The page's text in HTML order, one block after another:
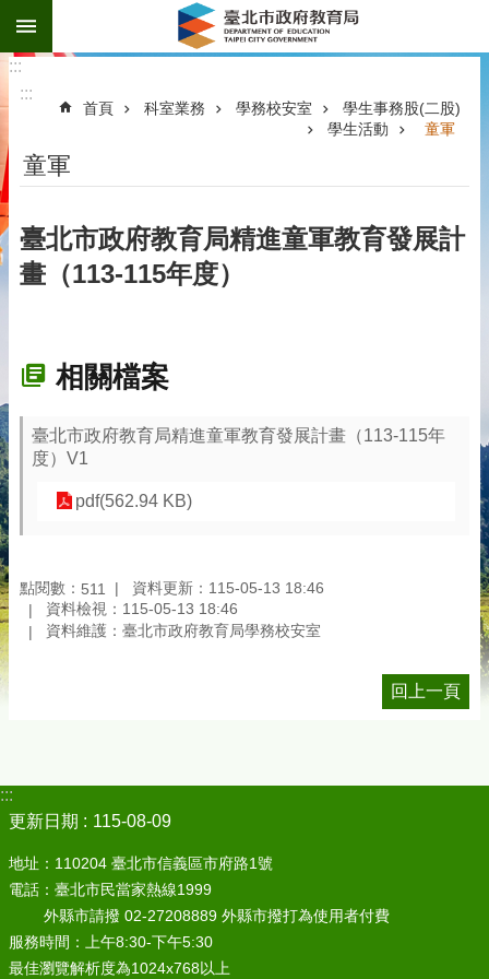
跳到主要內容區塊
:::
:::
首頁 科室業務 學務校安室
學生事務股(二股)
學生活動
童軍
童軍
臺北市政府教育局精進童軍教育發展計
畫（113-115年度）
相關檔案
臺北市政府教育局精進童軍教育發展計畫（113-115年
度）V1
pdf(562.94 KB)
點閱數： 511
資料更新：115-05-13 18:46
資料檢視：115-05-13 18:46
資料維護：臺北市政府教育局學務校安室
回上一頁
:::
更新日期
115-08-09
地址：110204 臺北市信義區市府路1號
電話：臺北市民當家熱線1999
外縣市請撥 02-27208889 外縣市撥打為使用者付費
服務時間：上午8:30-下午5:30
最佳瀏覽解析度為1024x768以上